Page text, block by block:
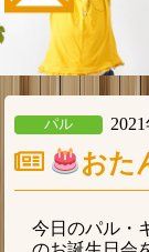
パル
おた
今日のパル・